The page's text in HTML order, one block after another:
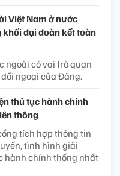
Việt Nam ở nước
khối đại đoàn kết toàn
ngoài có vai trò quan
ngoại của Đảng.
thủ tục hành chính
thông
tích hợp thông tin
tình hình giải
hành chính thống nhất